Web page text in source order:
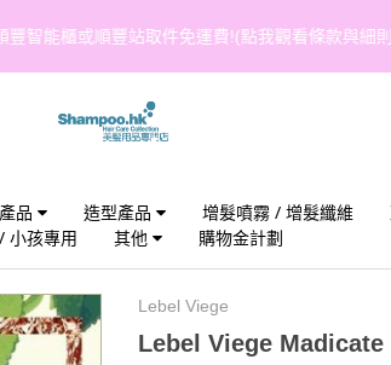
能櫃或順豐站取件免運費!(點我觀看條款與細則)
品 造型產品 增髮噴霧 / 增髮纖維
小孩專用 其他 購物金計劃
Lebel Viege
Lebel Viege